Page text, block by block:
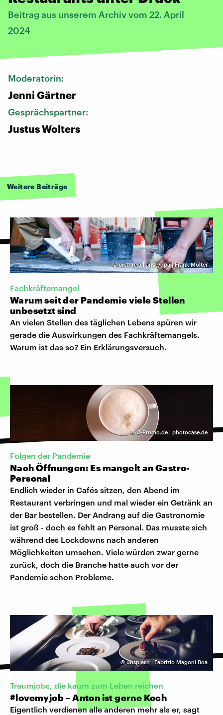
Beitrag aus unserem Archiv vom 22. April
2024
Moderatorin:
Jenni Gärtner
Gesprächspartner:
Justus Wolters
Weitere Beiträge
©picture alliance/dpa | Frank Molter
Fachkräftemangel
Warum seit der Pandemie viele Stellen
unbesetzt sind
An vielen Stellen des täglichen Lebens spüren wir
gerade die Auswirkungen des Fachkräftemangels.
Warum ist das so? Ein Erklärungsversuch.
©C-Promo.de | photocase.de
Folgen der Pandemie
Nach Öffnungen: Es mangelt an Gastro-
Personal
Endlich wieder in Cafés sitzen, den Abend im
Restaurant verbringen und mal wieder ein Getränk an
der Bar bestellen. Der Andrang auf die Gastronomie
ist groß - doch es fehlt an Personal. Das musste sich
während des Lockdowns nach anderen
Möglichkeiten umsehen. Viele würden zwar gerne
zurück, doch die Branche hatte auch vor der
Pandemie schon Probleme.
©unsplash | Fabrizio Magoni Boa
Traumjobs, die kaum zum Leben reichen
#lovemyjob – Anton ist gerne Koch
Eigentlich verdienen alle anderen mehr als er, sagt